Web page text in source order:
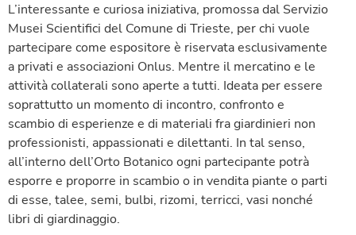
L’interessante e curiosa iniziativa, promossa dal Servizio
Musei Scientifici del Comune di Trieste, per chi vuole
partecipare come espositore è riservata esclusivamente
a privati e associazioni Onlus. Mentre il mercatino e le
attività collaterali sono aperte a tutti. Ideata per essere
soprattutto un momento di incontro, confronto e
scambio di esperienze e di materiali fra giardinieri non
professionisti, appassionati e dilettanti. In tal senso,
all’interno dell’Orto Botanico ogni partecipante potrà
esporre e proporre in scambio o in vendita piante o parti
di esse, talee, semi, bulbi, rizomi, terricci, vasi nonché
libri di giardinaggio.